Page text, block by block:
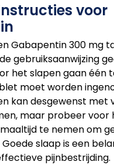
voor
Gabapentin 300 mg
gebruiksaanwijzing
het slapen gaan één
moet worden
kan desgewenst met
maar probeer voor
te nemen om
slaap is een
pijnbestrijding.